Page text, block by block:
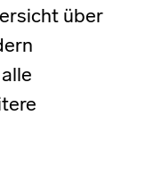
über